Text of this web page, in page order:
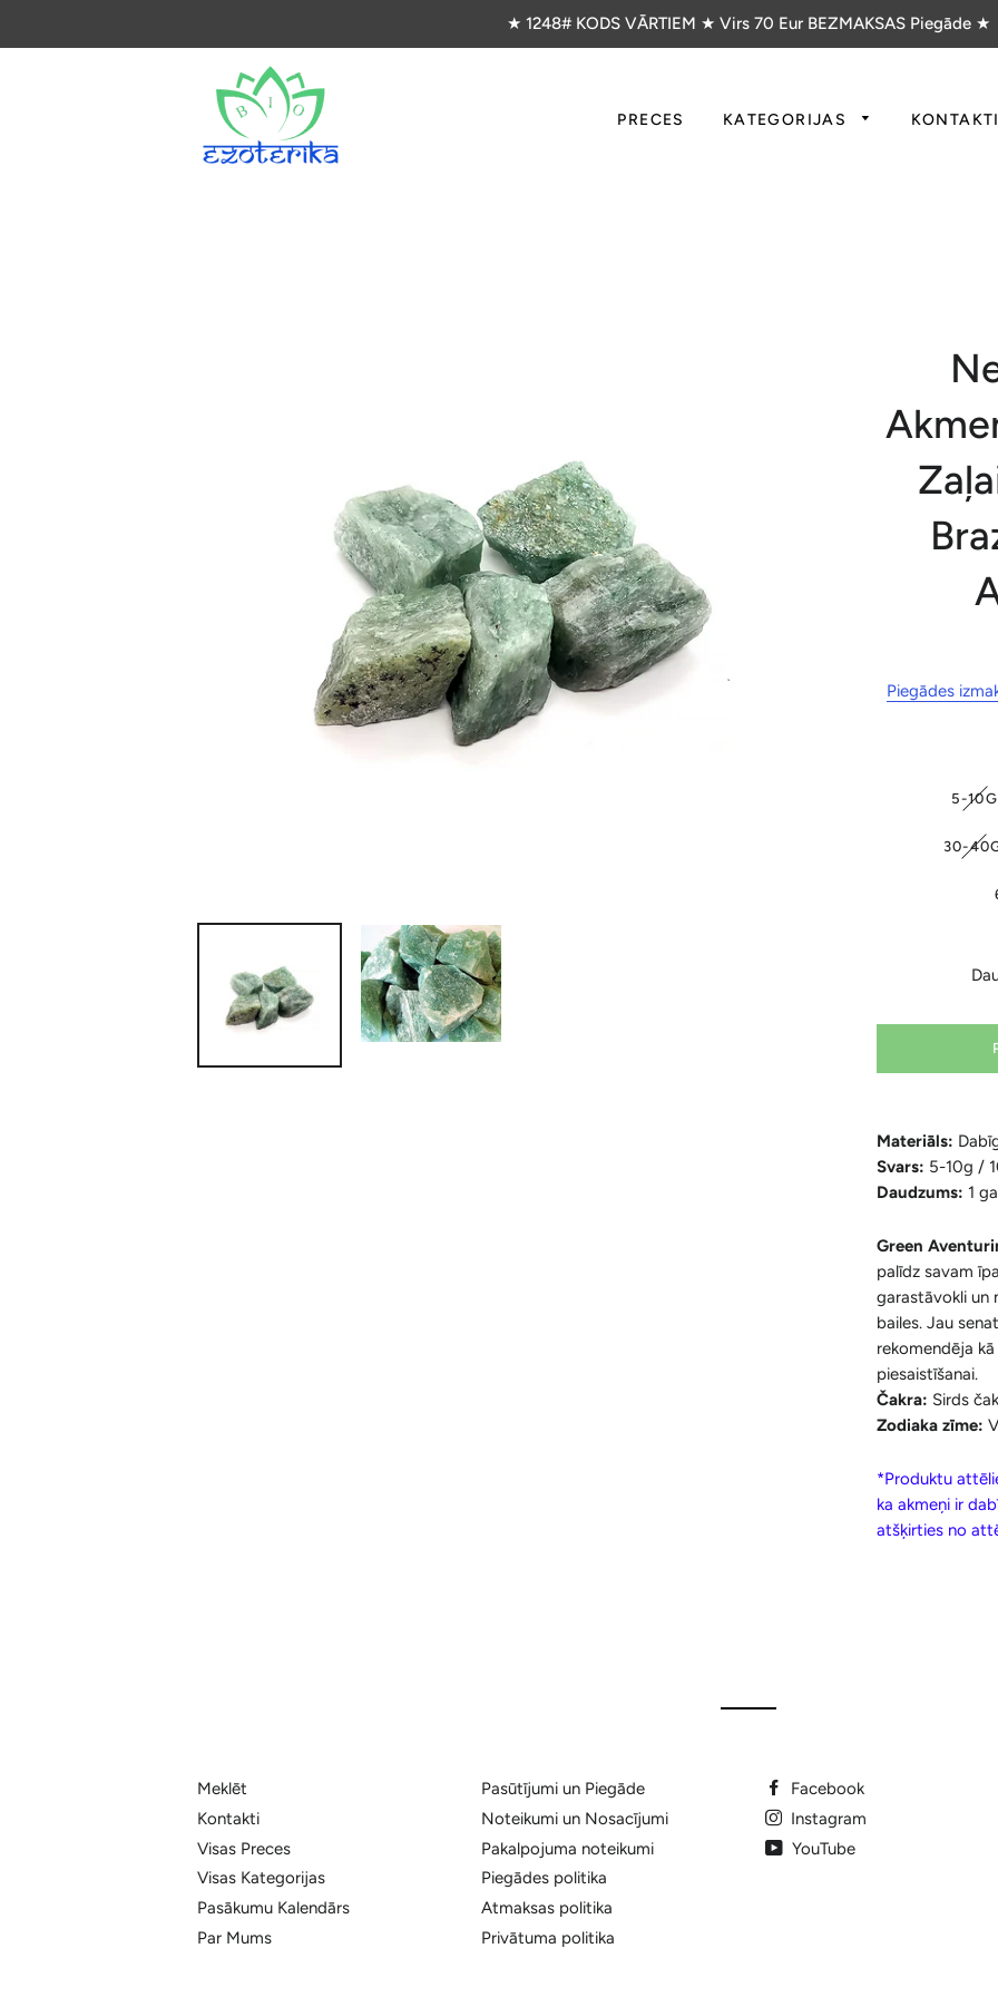
★ 1248# KODS VĀRTIEM ★ Virs 70 Eur BEZMAKSAS Piegāde ★
PRECES KATEGORIJAS KONTAKTI
Piegādes
5-10G
30-
Materiāls:
Svars: 5-10g /
Daudzums: 1
Green
palīdz savam
garastāvokli un
bailes. Jau
rekomendēja
piesaistīšanai.
Čakra: Sirds
Zodiaka zīme:
*Produktu
ka akmeņi ir
atšķirties no
Meklēt
Kontakti
Visas Preces
Visas Kategorijas
Pasākumu Kalendārs
Par Mums
Pasūtījumi un Piegāde
Noteikumi un Nosacījumi
Pakalpojuma noteikumi
Piegādes politika
Atmaksas politika
Privātuma politika
Facebook
Instagram
YouTube